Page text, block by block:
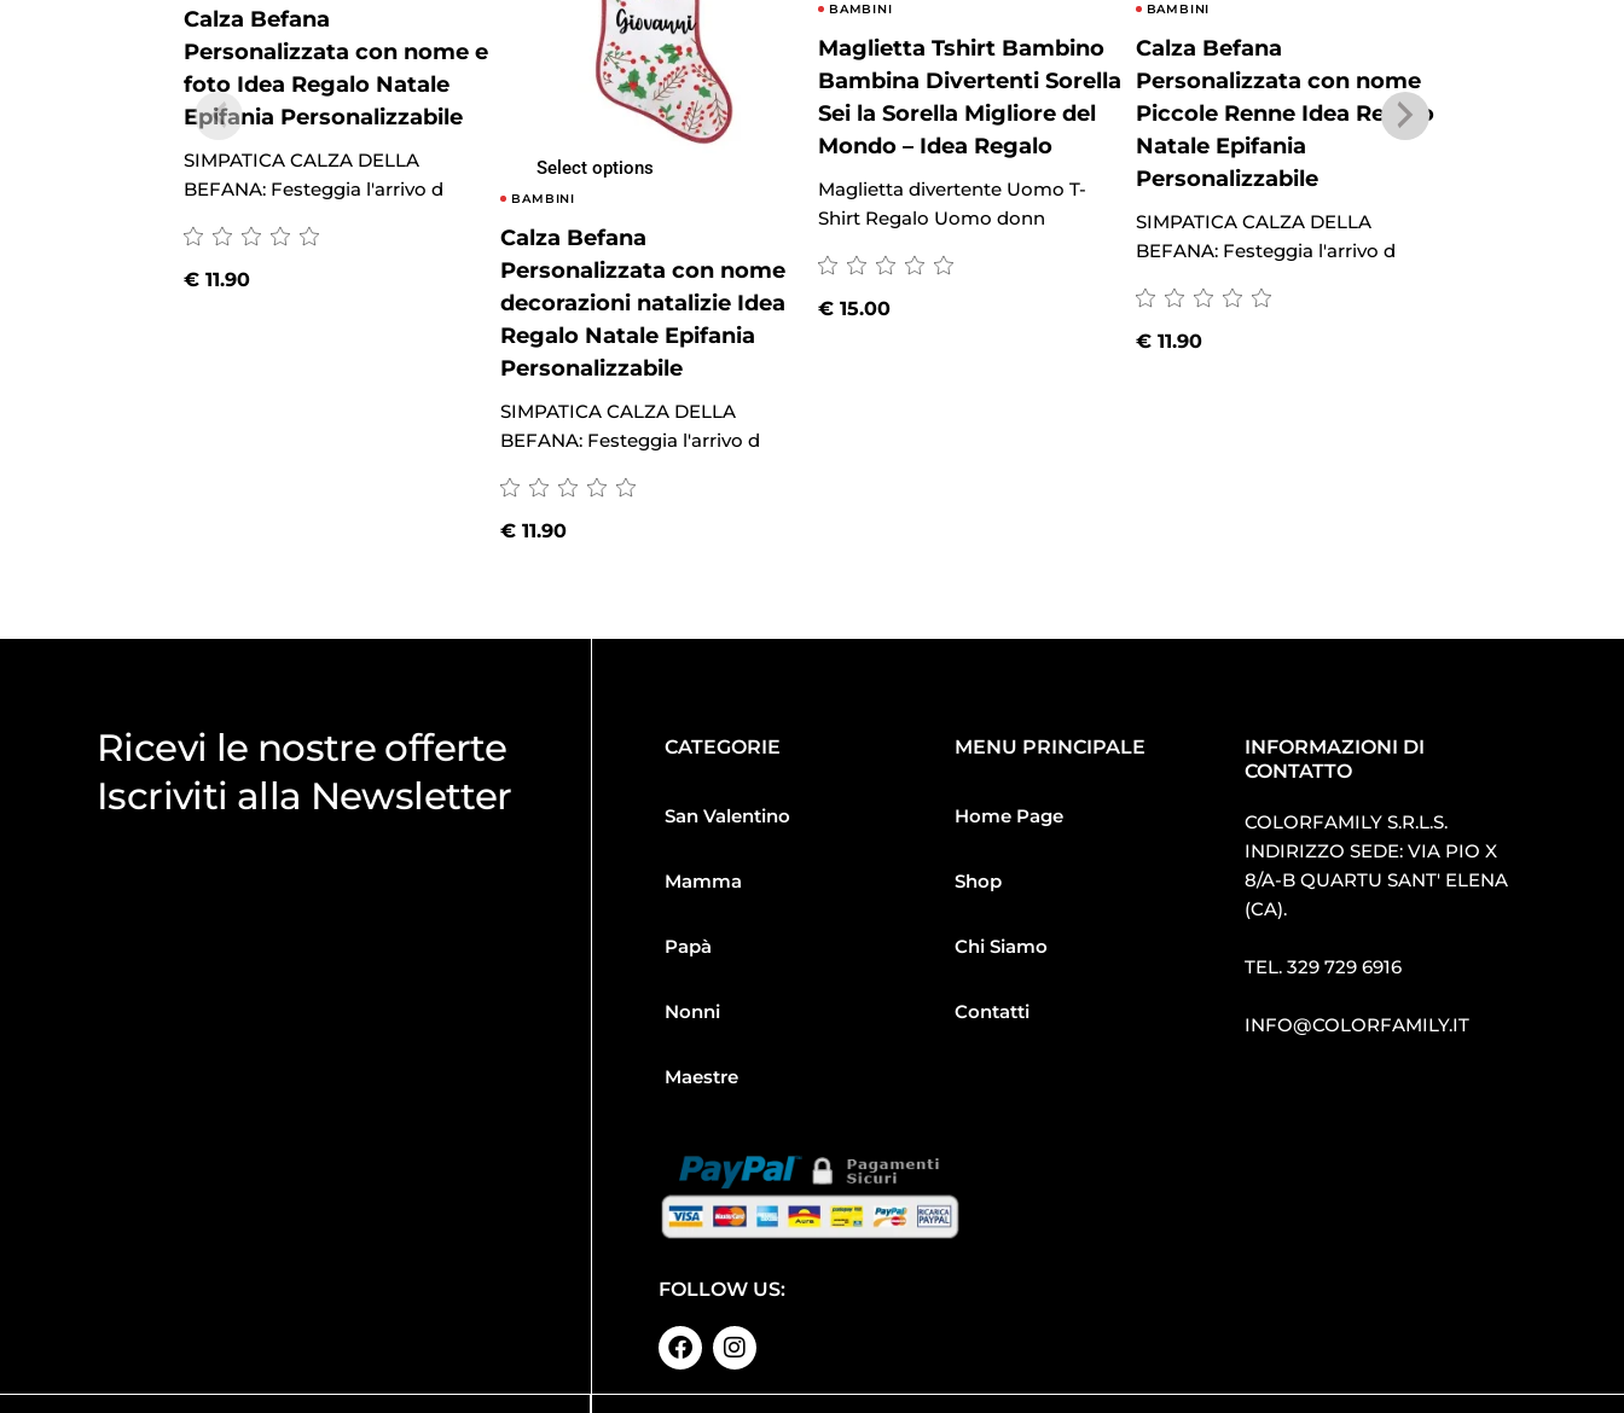
Calza Befana
Personalizzata con nome e
foto Idea Regalo Natale
Epifania Personalizzabile
SIMPATICA CALZA DELLA
BEFANA: Festeggia l'arrivo d
€11.90
Select options
BAMBINI
Calza Befana
Personalizzata con nome
decorazioni natalizie Idea
Regalo Natale Epifania
Personalizzabile
SIMPATICA CALZA DELLA
BEFANA: Festeggia l'arrivo d
€ 11.90
BAMBINI
Maglietta Tshirt Bambino
Bambina Divertenti Sorella
Sei la Sorella Migliore del
Mondo – Idea Regalo
Maglietta divertente Uomo T-
Shirt Regalo Uomo donn
€ 15.00
BAMBINI
Calza Befana
Personalizzata con nome
Piccole Renne Idea Regalo
Natale Epifania
Personalizzabile
SIMPATICA CALZA DELLA
BEFANA: Festeggia l'arrivo d
€11.90
Ricevi le nostre offerte
Iscriviti alla Newsletter
CATEGORIE
San Valentino
Mamma
Papà
Nonni
Maestre
MENU PRINCIPALE
Home Page
Shop
Chi Siamo
Contatti
INFORMAZIONI DI
CONTATTO
COLORFAMILY S.R.L.S.
INDIRIZZO SEDE: VIA PIO X
8/A-B QUARTU SANT′ ELENA
(CA).
TEL.329 729 6916
INFO@COLORFAMILY.IT
FOLLOW US: